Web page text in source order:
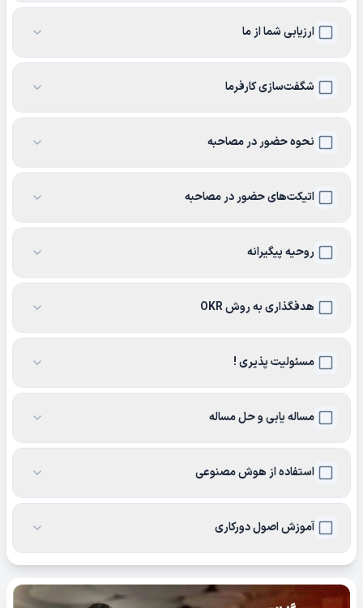
ارزیابی شما از ما
شگفت‌سازی کارفرما
نحوه حضور در مصاحبه
اتیکت‌های حضور در مصاحبه
روحیه پیگیرانه
هدفگذاری به روش OKR
مسئولیت پذیری !
مساله یابی و حل مساله
استفاده از هوش مصنوعی
آموزش اصول دورکاری